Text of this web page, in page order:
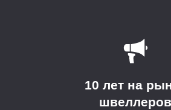
10 лет на
швеллеров